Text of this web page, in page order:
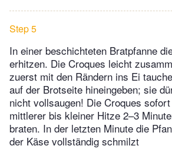
Step 5
In einer beschichteten Bratpfanne
erhitzen. Die Croques leicht
zuerst mit den Rändern ins Ei
auf der Brotseite hineingeben; sie
nicht vollsaugen! Die Croques
mittlerer bis kleiner Hitze 2–3
braten. In der letzten Minute die
der Käse vollständig schmilzt